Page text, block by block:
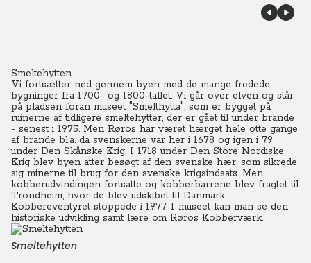
Smeltehytten
Vi fortsætter ned gennem byen med de mange fredede
bygninger fra 1700- og 1800-tallet. Vi går over elven og står
på pladsen foran museet "Smelthytta", som er bygget på
ruinerne af tidligere smeltehytter, der er gået til under brande
- senest i 1975. Men Røros har været hærget hele otte gange
af brande bl.a. da svenskerne var her i 1678 og igen i 79
under Den Skånske Krig. I 1718 under Den Store Nordiske
Krig blev byen atter besøgt af den svenske hær, som sikrede
sig minerne til brug for den svenske krigsindsats. Men
kobberudvindingen fortsatte og kobberbarrene blev fragtet til
Trondheim, hvor de blev udskibet til Danmark.
Kobbereventyret stoppede i 1977. I museet kan man se den
historiske udvikling samt lære om Røros Kobberværk.
Smeltehytten